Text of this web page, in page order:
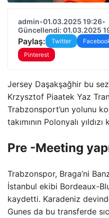
admin•01.03.2025 19:26•
Güncellendi: 01.03.2025
Paylaş: Twitter
Pinterest
Jersey Daşakşağhir bu
Krzysztof Piaatek Yaz
Trabzonsport’un yolunu
takımının Polonyalı
Pre -Meeting
Trabzonspor, Braga’ni
İstanbul ekibi Bordeaux-
kaydetti. Karadeniz
Gunes da bu transferde